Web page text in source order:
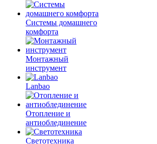
Системы домашнего
комфорта
Монтажный
инструмент
Lanbao
Отопление и
антиоблединение
Светотехника